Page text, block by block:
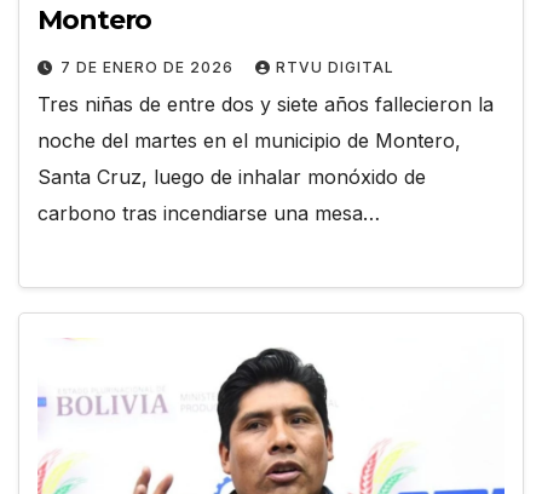
Montero
7 DE ENERO DE 2026 RTVU DIGITAL
Tres niñas de entre dos y siete años fallecieron la
noche del martes en el municipio de Montero,
Santa Cruz, luego de inhalar monóxido de
carbono tras incendiarse una mesa…